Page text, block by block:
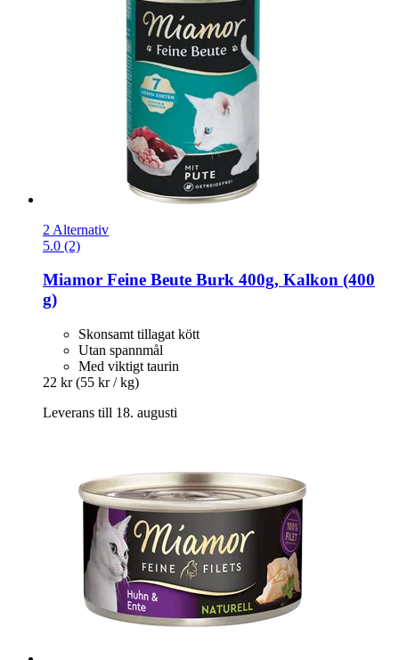
2 Alternativ
5.0 (2)
Miamor Feine Beute Burk 400g, Kalkon (400
g)
Skonsamt tillagat kött
Utan spannmål
Med viktigt taurin
22 kr (55 kr / kg)
Leverans till 18. augusti